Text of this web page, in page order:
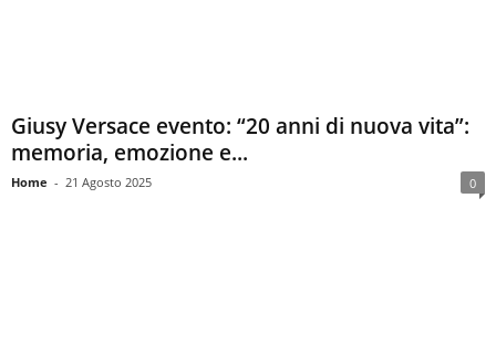
Giusy Versace evento: “20 anni di nuova vita”:
memoria, emozione e...
Home - 21 Agosto 2025 0